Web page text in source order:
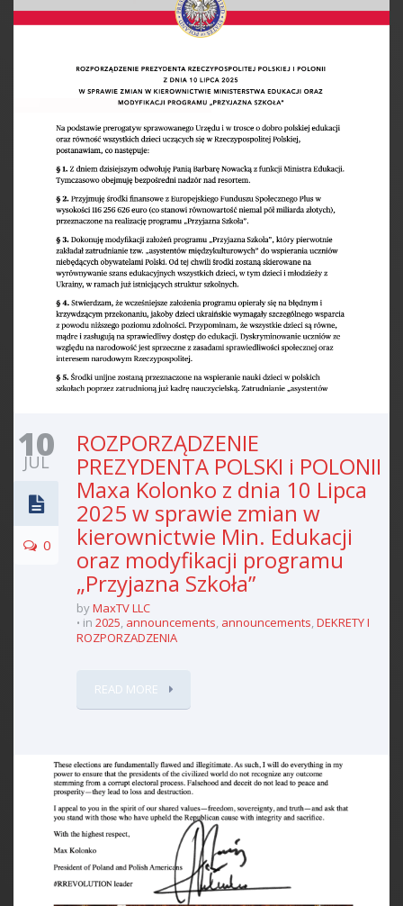
10
JUL
0
ROZPORZĄDZENIE
PREZYDENTA POLSKI i POLONII
Maxa Kolonko z dnia 10 Lipca
2025 w sprawie zmian w
kierownictwie Min. Edukacji
oraz modyfikacji programu
„Przyjazna Szkoła”
byMaxTV LLC
in 2025 announcements announcements DEKRETY I
ROZPORZADZENIA
READ MORE